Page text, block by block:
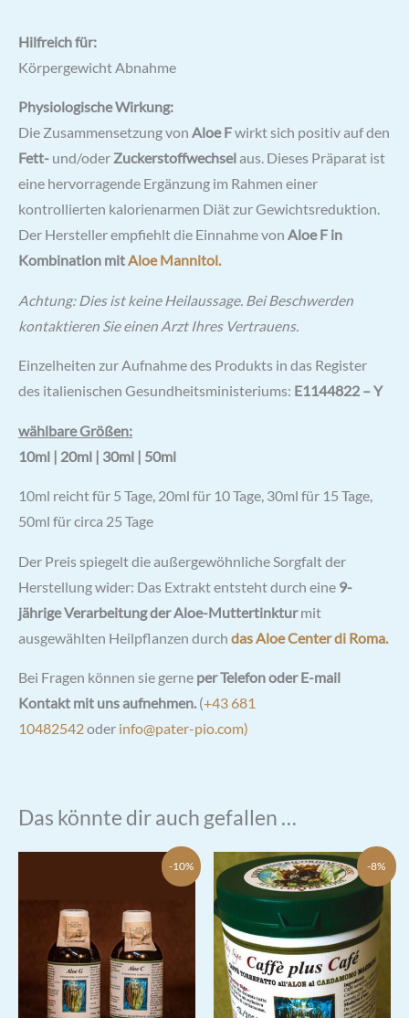
Hilfreich für:
Körpergewicht Abnahme
Physiologische Wirkung:
Die Zusammensetzung von Aloe Fwirkt sich positiv auf den
Fett- und/oder Zuckerstoffwechselaus. Dieses Präparat ist
eine hervorragende Ergänzung im Rahmen einer
kontrollierten kalorienarmen Diät zur Gewichtsreduktion.
Der Hersteller empfiehlt die Einnahme von Aloe F in
Kombination mitAloe Mannitol.
Achtung: Dies ist keine Heilaussage. Bei Beschwerden
kontaktieren Sie einen Arzt Ihres Vertrauens.
Einzelheiten zur Aufnahme des Produkts in das Register
des italienischen Gesundheitsministeriums: E1144822 – Y
wählbare Größen:
10ml | 20ml | 30ml | 50ml
10ml reicht für 5 Tage, 20ml für 10 Tage, 30ml für 15 Tage,
50ml für circa 25 Tage
Der Preis spiegelt die außergewöhnliche Sorgfalt der
Herstellung wider: Das Extrakt entsteht durch eine 9-
jährige Verarbeitung der Aloe-Muttertinkturmit
ausgewählten Heilpflanzen durch das Aloe Center di Roma.
Bei Fragen können sie gerne per Telefon oder E-mail
Kontakt mit uns aufnehmen.(+43 681
10482542oder info@pater-pio.com)
Das könnte dir auch gefallen …
-10% -8%